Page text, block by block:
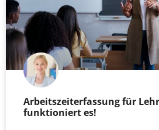
Arbeitszeiterfassung für
funktioniert es!